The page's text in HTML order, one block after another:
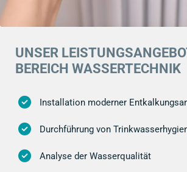
UNSER
BEREICH WASSERTECHNIK
Installation moderner
Durchführung von
Analyse der Wasserqualität